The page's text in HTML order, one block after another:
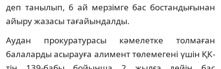
деп танылып, 6 ай мерзімге бас бостандығынан
айыру жазасы тағайындалды.
Аудан прокуратурасы кәмелетке толмаған
балаларды асырауға алимент төлемегені үшін ҚК-